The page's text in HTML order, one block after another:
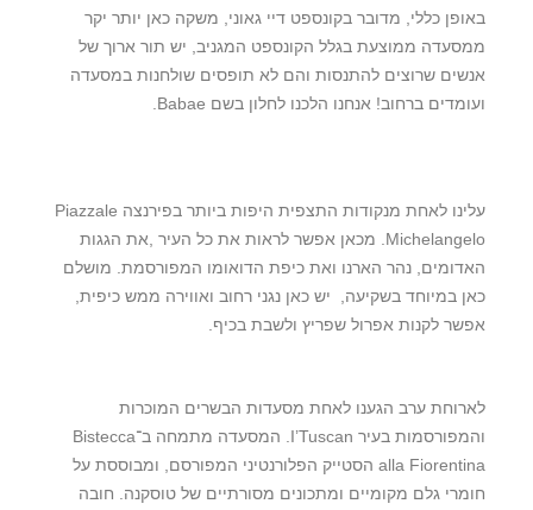
באופן כללי, מדובר בקונספט דיי גאוני, משקה כאן יותר יקר
ממסעדה ממוצעת בגלל הקונספט המגניב, יש תור ארוך של
אנשים שרוצים להתנסות והם לא תופסים שולחנות במסעדה
ועומדים ברחוב! אנחנו הלכנו לחלון בשם Babae.
עלינו לאחת מנקודות התצפית היפות ביותר בפירנצה Piazzale
Michelangelo. מכאן אפשר לראות את כל העיר ,את הגגות
האדומים, נהר הארנו ואת כיפת הדואומו המפורסמת. מושלם
כאן במיוחד בשקיעה, יש כאן נגני רחוב ואווירה ממש כיפית,
אפשר לקנות אפרול שפריץ ולשבת בכיף.
לארוחת ערב הגענו לאחת מסעדות הבשרים המוכרות
והמפורסמות בעיר I’Tuscan. המסעדה מתמחה ב־Bistecca
alla Fiorentina הסטייק הפלורנטיני המפורסם, ומבוססת על
חומרי גלם מקומיים ומתכונים מסורתיים של טוסקנה. חובה